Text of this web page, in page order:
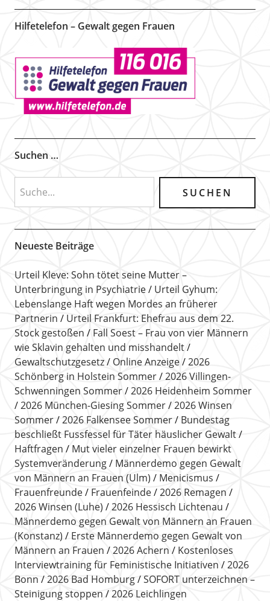
Hilfetelefon – Gewalt gegen Frauen
Suchen …
Neueste Beiträge
Urteil Kleve: Sohn tötet seine Mutter –
Unterbringung in Psychiatrie
Urteil Gyhum:
Lebenslange Haft wegen Mordes an früherer
Partnerin
Urteil Frankfurt: Ehefrau aus dem 22.
Stock gestoßen
Fall Soest – Frau von vier Männern
wie Sklavin gehalten und misshandelt
Gewaltschutzgesetz
Online Anzeige
2026
Schönberg in Holstein Sommer
2026 Villingen-
Schwenningen Sommer
2026 Heidenheim Sommer
2026 München-Giesing Sommer
2026 Winsen
Sommer
2026 Falkensee Sommer
Bundestag
beschließt Fussfessel für Täter häuslicher Gewalt
Haftfragen
Mut vieler einzelner Frauen bewirkt
Systemveränderung
Männerdemo gegen Gewalt
von Männern an Frauen (Ulm)
Menicismus
Frauenfreunde
Frauenfeinde
2026 Remagen
2026 Winsen (Luhe)
2026 Hessisch Lichtenau
Männerdemo gegen Gewalt von Männern an Frauen
(Konstanz)
Erste Männerdemo gegen Gewalt von
Männern an Frauen
2026 Achern
Kostenloses
Interviewtraining für Feministische Initiativen
2026
Bonn
2026 Bad Homburg
SOFORT unterzeichnen –
Steinigung stoppen
2026 Leichlingen